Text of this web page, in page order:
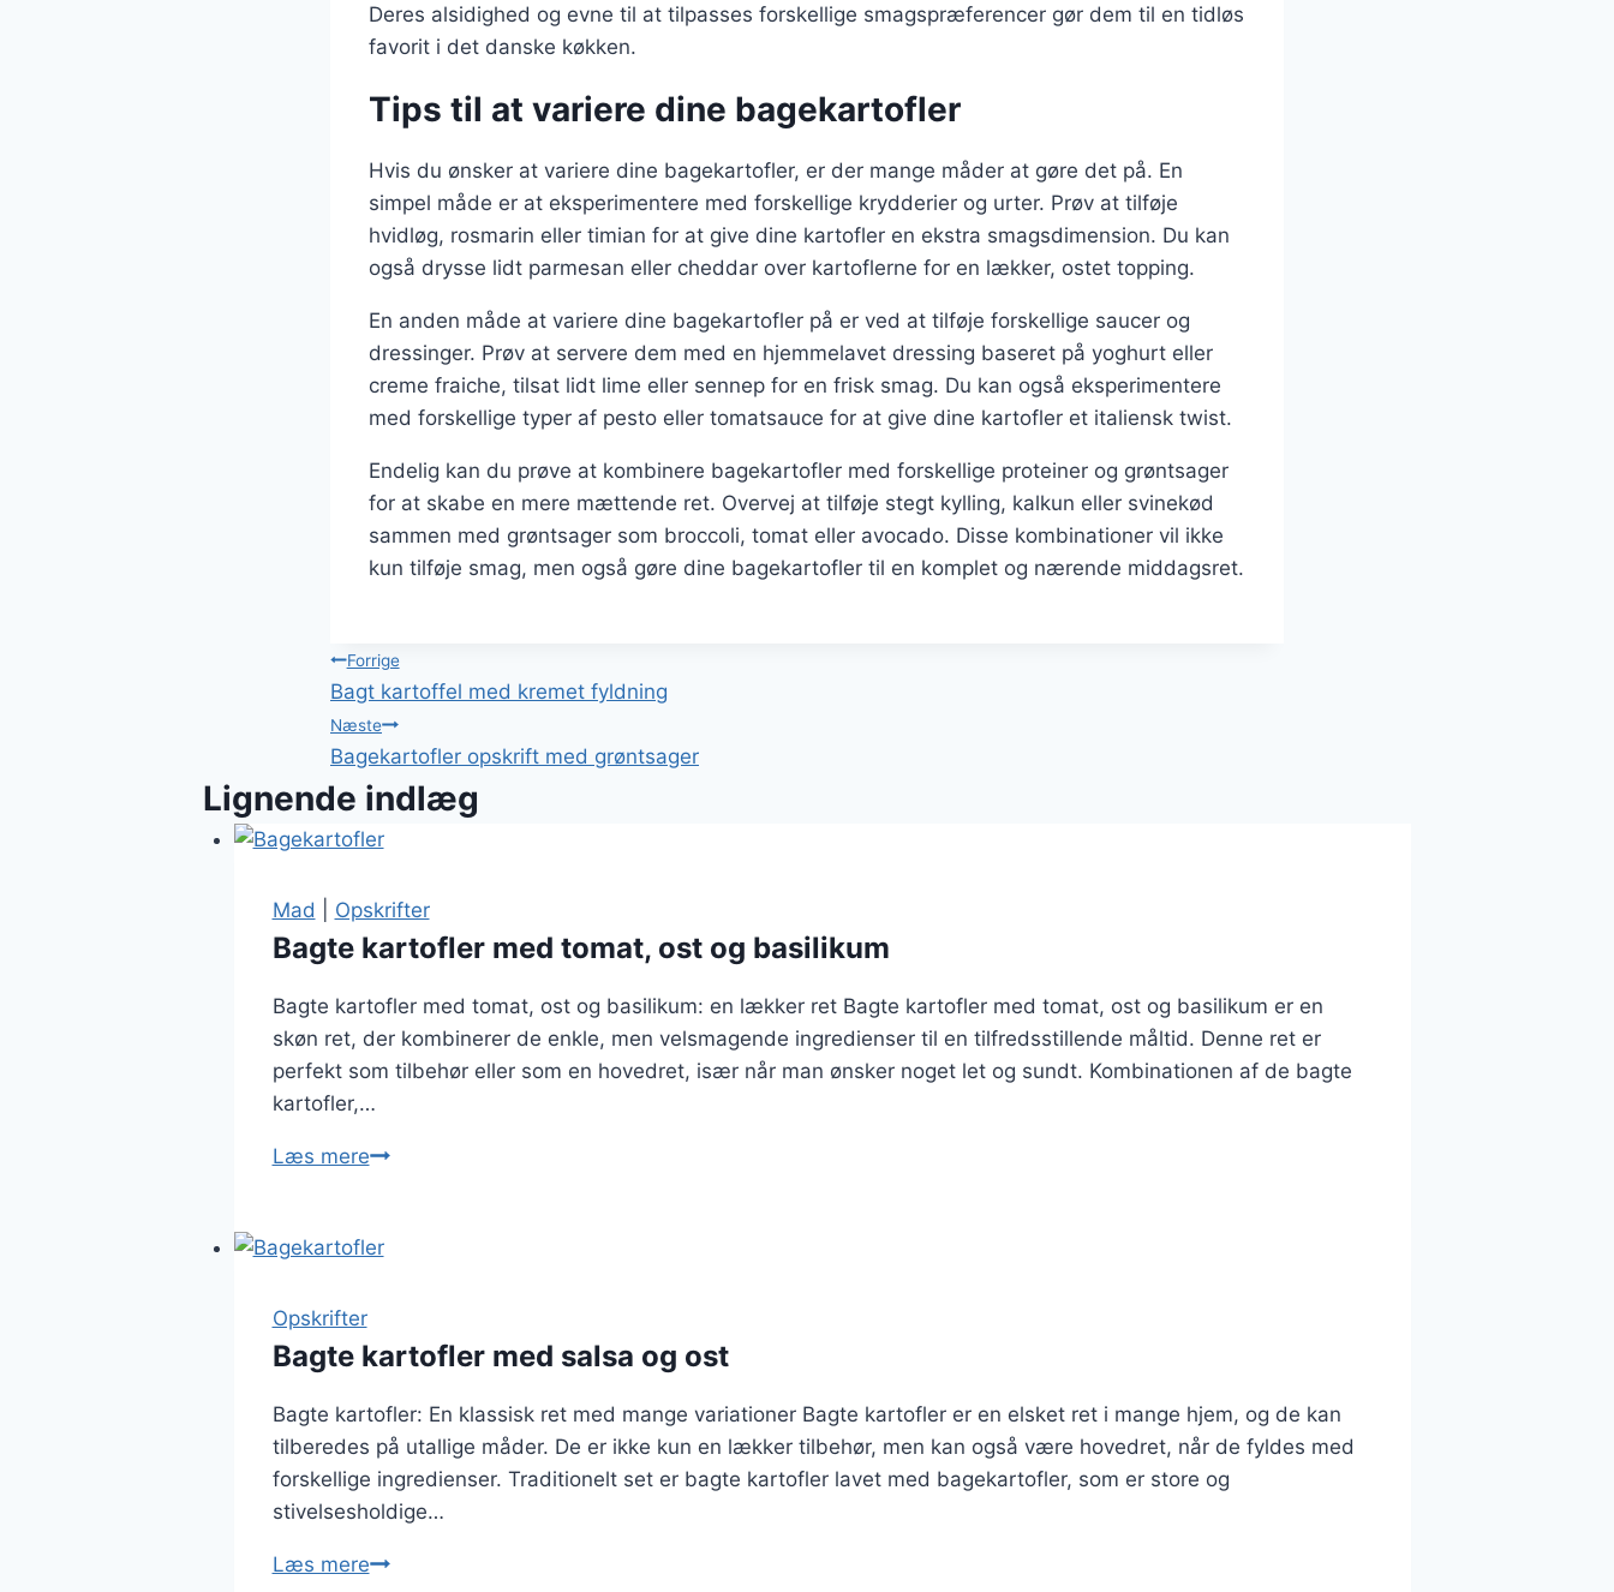
Deres alsidighed og evne til at tilpasses forskellige smagspræferencer gør dem til en tidløs
favorit i det danske køkken.
Tips til at variere dine bagekartofler
Hvis du ønsker at variere dine bagekartofler, er der mange måder at gøre det på. En
simpel måde er at eksperimentere med forskellige krydderier og urter. Prøv at tilføje
hvidløg, rosmarin eller timian for at give dine kartofler en ekstra smagsdimension. Du kan
også drysse lidt parmesan eller cheddar over kartoflerne for en lækker, ostet topping.
En anden måde at variere dine bagekartofler på er ved at tilføje forskellige saucer og
dressinger. Prøv at servere dem med en hjemmelavet dressing baseret på yoghurt eller
creme fraiche, tilsat lidt lime eller sennep for en frisk smag. Du kan også eksperimentere
med forskellige typer af pesto eller tomatsauce for at give dine kartofler et italiensk twist.
Endelig kan du prøve at kombinere bagekartofler med forskellige proteiner og grøntsager
for at skabe en mere mættende ret. Overvej at tilføje stegt kylling, kalkun eller svinekød
sammen med grøntsager som broccoli, tomat eller avocado. Disse kombinationer vil ikke
kun tilføje smag, men også gøre dine bagekartofler til en komplet og nærende middagsret.
Indlægsnavigation
Forrige
Bagt kartoffel med kremet fyldning
Næste
Bagekartofler opskrift med grøntsager
Lignende indlæg
Mad Opskrifter
Bagte kartofler med tomat, ost og basilikum
Bagte kartofler med tomat, ost og basilikum: en lækker ret Bagte kartofler med tomat, ost og basilikum er en
skøn ret, der kombinerer de enkle, men velsmagende ingredienser til en tilfredsstillende måltid. Denne ret er
perfekt som tilbehør eller som en hovedret, især når man ønsker noget let og sundt. Kombinationen af de bagte
kartofler,…
Læs mereBagte
tomat,
basilikum
Opskrifter
Bagte kartofler med salsa og ost
Bagte kartofler: En klassisk ret med mange variationer Bagte kartofler er en elsket ret i mange hjem, og de kan
tilberedes på utallige måder. De er ikke kun en lækker tilbehør, men kan også være hovedret, når de fyldes med
forskellige ingredienser. Traditionelt set er bagte kartofler lavet med bagekartofler, som er store og
stivelsesholdige…
Læs mereBagte